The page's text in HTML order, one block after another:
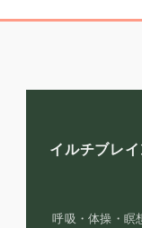
イルチブレ
呼吸・体操・瞑